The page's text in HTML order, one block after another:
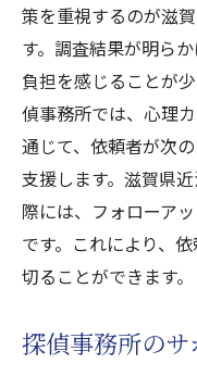
策を重視するのが滋
す。調査結果が明ら
負担を感じることが
偵事務所では、心理
通じて、依頼者が次
支援します。滋賀県
際には、フォローア
です。これにより、
切ることができます。
探偵事務所の